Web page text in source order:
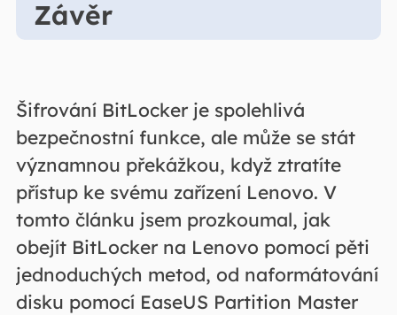
Závěr
Šifrování BitLocker je spolehlivá
bezpečnostní funkce, ale může se stát
významnou překážkou, když ztratíte
přístup ke svému zařízení Lenovo. V
tomto článku jsem prozkoumal, jak
obejít BitLocker na Lenovo pomocí pěti
jednoduchých metod, od naformátování
disku pomocí EaseUS Partition Master